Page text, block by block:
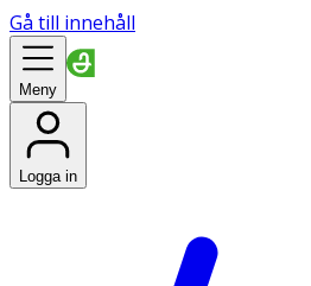
Gå till innehåll
Meny
Logga in